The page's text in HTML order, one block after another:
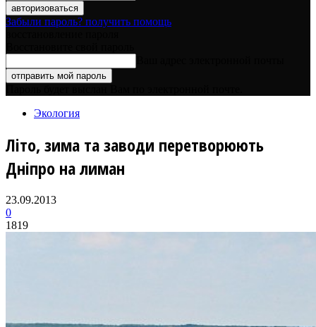
Забыли пароль? получить помощь
Экология
Літо, зима та заводи перетворюють
Дніпро на лиман
23.09.2013
0
1819